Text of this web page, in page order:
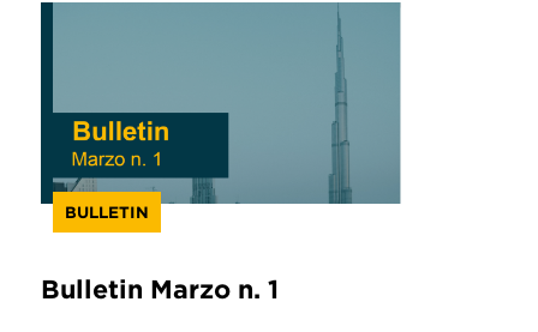
BULLETIN
Bulletin Marzo n. 1